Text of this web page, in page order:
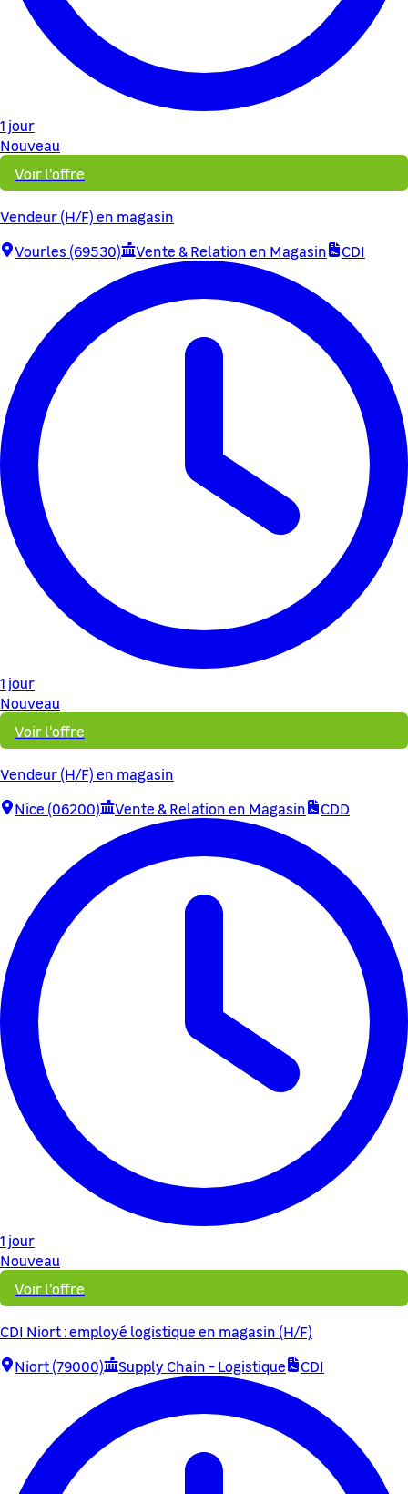
1 jour
Nouveau
Voir l'offre
Vendeur (H/F) en magasin
Vourles (69530)
Vente & Relation en Magasin CDI
1 jour
Nouveau
Voir l'offre
Vendeur (H/F) en magasin
Nice (06200)
Vente & Relation en Magasin CDD
1 jour
Nouveau
Voir l'offre
CDI Niort : employé logistique en magasin (H/F)
Niort (79000)
Supply Chain - Logistique CDI